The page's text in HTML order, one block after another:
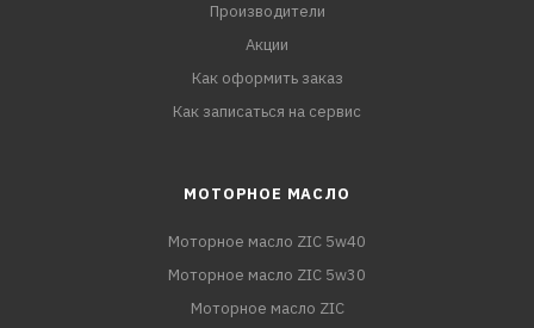
Производители
Акции
Как оформить заказ
Как записаться на сервис
МОТОРНОЕ МАСЛО
Моторное масло ZIC 5w40
Моторное масло ZIC 5w30
Моторное масло ZIC